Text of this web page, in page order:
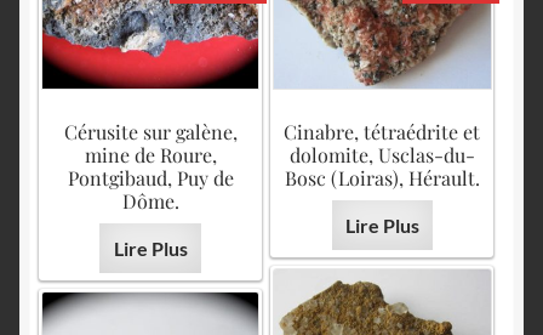
Cérusite sur galène,
mine de Roure,
Pontgibaud, Puy de
Dôme.
Lire Plus
Cinabre, tétraédrite et
dolomite, Usclas-du-
Bosc (Loiras), Hérault.
Lire Plus